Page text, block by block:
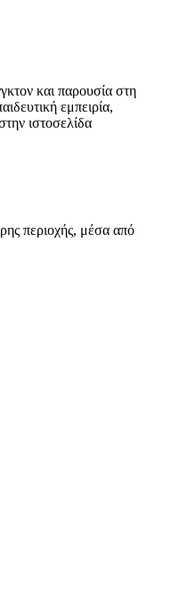
και παρουσία στη
εμπειρία,
ιστοσελίδα
περιοχής, μέσα από